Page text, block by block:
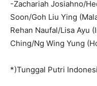
-Zachariah Josiahno/
Soon/Goh Liu Ying
Rehan Naufal/Lisa Ayu
Ching/Ng Wing Yung
*)Tunggal Putri